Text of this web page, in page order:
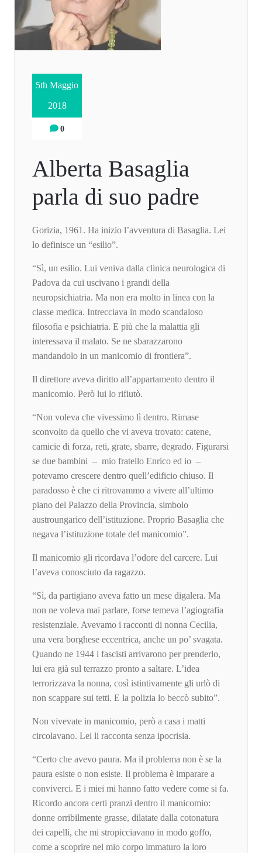
5th Maggio
2018
0
Alberta Basaglia
parla di suo padre
Gorizia, 1961. Ha inizio l’avventura di Basaglia. Lei
lo definisce un “esilio”.
“Sì, un esilio. Lui veniva dalla clinica neurologica di
Padova da cui uscivano i grandi della
neuropsichiatria. Ma non era molto in linea con la
classe medica. Intrecciava in modo scandaloso
filosofia e psichiatria. E più che la malattia gli
interessava il malato. Se ne sbarazzarono
mandandolo in un manicomio di frontiera”.
Il direttore aveva diritto all’appartamento dentro il
manicomio. Però lui lo rifiutò.
“Non voleva che vivessimo lì dentro. Rimase
sconvolto da quello che vi aveva trovato: catene,
camicie di forza, reti, grate, sbarre, degrado. Figurarsi
se due bambini – mio fratello Enrico ed io –
potevamo crescere dentro quell’edificio chiuso. Il
paradosso è che ci ritrovammo a vivere all’ultimo
piano del Palazzo della Provincia, simbolo
austroungarico dell’istituzione. Proprio Basaglia che
negava l’istituzione totale del manicomio”.
Il manicomio gli ricordava l’odore del carcere. Lui
l’aveva conosciuto da ragazzo.
“Sì, da partigiano aveva fatto un mese digalera. Ma
non ne voleva mai parlare, forse temeva l’agiografia
resistenziale. Avevamo i racconti di nonna Cecilia,
una vera borghese eccentrica, anche un po’ svagata.
Quando ne 1944 i fascisti arrivarono per prenderlo,
lui era già sul terrazzo pronto a saltare. L’idea
terrorizzava la nonna, così istintivamente gli urlò di
non scappare sui tetti. E la polizia lo beccò subito”.
Non vivevate in manicomio, però a casa i matti
circolavano. Lei li racconta senza ipocrisia.
“Certo che avevo paura. Ma il problema non è se la
paura esiste o non esiste. Il problema è imparare a
conviverci. E i miei mi hanno fatto vedere come si fa.
Ricordo ancora certi pranzi dentro il manicomio:
donne orribilmente grasse, dilatate dalla cotonatura
dei capelli, che mi stropicciavano in modo goffo,
come a scoprire nel mio corpo immaturo la loro